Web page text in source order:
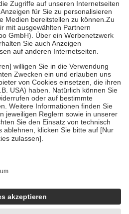
auch für Online-Apotheken.
Krankenpflege beträgt die
sowie zehn Euro je
für ihre eigene Gesundheit zu
der Familie zu unterstützen,
zum vollendeten 18. Lebensjahr
und Früherkennung, die von der
es sich um echte Bewertungen
de/articles/4419944605341
unter Zuhilfenahme künstlicher